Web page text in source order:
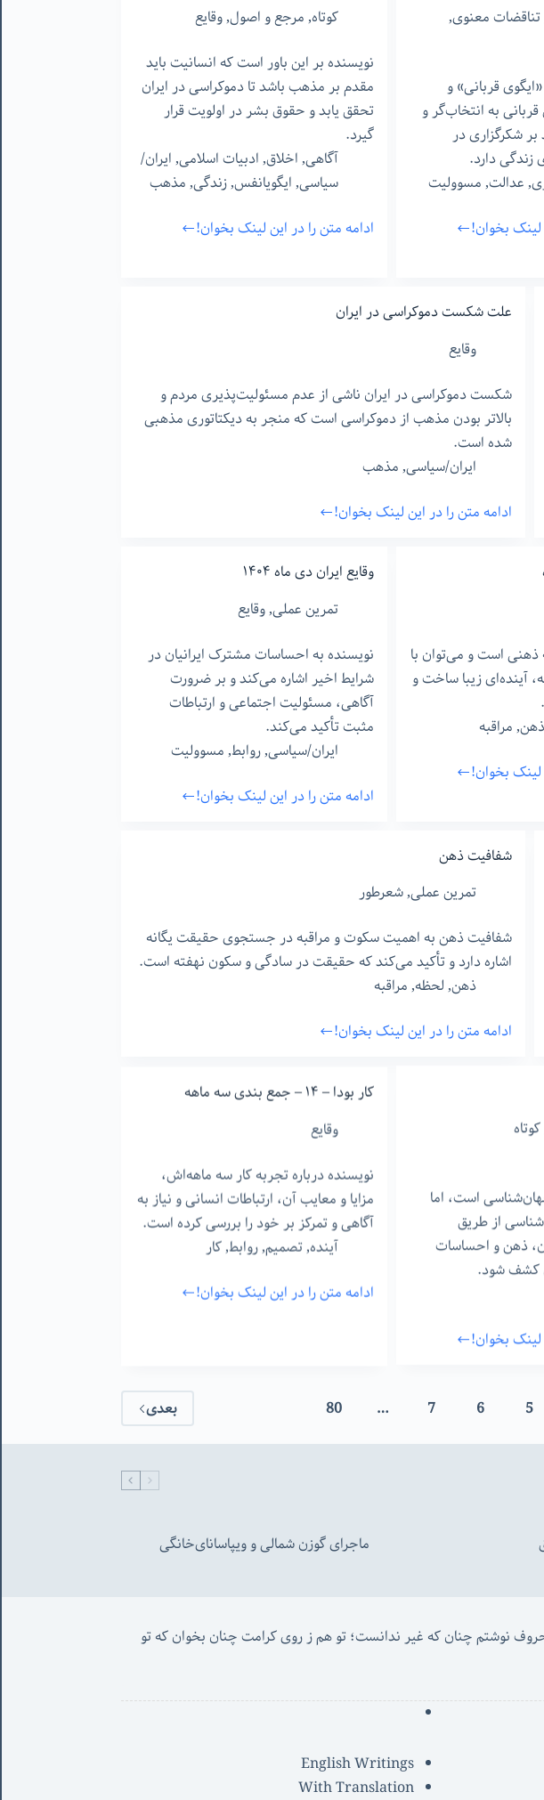
های
بودا
تناقضات معنوی,
قربانی» و
به انتخاب‌گر و
شکرگزاری در
زندگی دارد.
,عدالت,مسوولیت
لینک بخوان!
کوتاه,مرجع و اصول,وقایع
نویسنده بر این باور است که انسانیت باید
مقدم بر مذهب باشد تا دموکراسی در ایران
تحقق یابد و حقوق بشر در اولویت قرار
گیرد.
آگاهی,اخلاق,ادبیات اسلامی,ایران/
سیاسی,ایگویانفس,زندگی,مذهب
ادامه متن را در این لینک بخوان!
اسلام
علت شکست دموکراسی در ایران
وقایع
شکست دموکراسی در ایران ناشی از عدم مسئولیت‌پذیری مردم و
بالاتر بودن مذهب از دموکراسی است که منجر به دیکتاتوری مذهبی
شده است.
ایران/سیاسی,مذهب
ادامه متن را در این لینک بخوان!
علت
ذهنی است و می‌توان با
آینده‌ای زیبا ساخت و
ذهن,مراقبه
لینک بخوان!
وقایع ایران دی ماه ۱۴۰۴
تمرین عملی,وقایع
نویسنده به احساسات مشترک ایرانیان در
شرایط اخیر اشاره می‌کند و بر ضرورت
آگاهی، مسئولیت اجتماعی و ارتباطات
مثبت تأکید می‌کند.
ایران/سیاسی,روابط,مسوولیت
ادامه متن را در این لینک بخوان!
وقایع
۱۴۰۴
شفافیت ذهن
تمرین عملی,شعرطور
شفافیت ذهن به اهمیت سکوت و مراقبه در جستجوی حقیقت یگانه‌
اشاره دارد و تأکید می‌کند که حقیقت در سادگی و سکون نهفته است.
ذهن,لحظه,مراقبه
ادامه متن را در این لینک بخوان!
شفافیت
کوتاه
است، اما
از طریق
ذهن و احساسات
کشف شود.
لینک بخوان!
کار بودا – ١۴ – جمع بندی سه ماهه
وقایع
نویسنده درباره تجربه کار سه ماهه‌اش،
مزایا و معایب آن، ارتباطات انسانی و نیاز به
آگاهی و تمرکز بر خود را بررسی کرده است.
آینده, تصمیم,روابط,کار
ادامه متن را در این لینک بخوان!
کار
بندی
5
6
7
…
80 بعدی
ماجرای گوزن شمالی و‌ ویپاسانای‌خانگی
English Writings
With Translation